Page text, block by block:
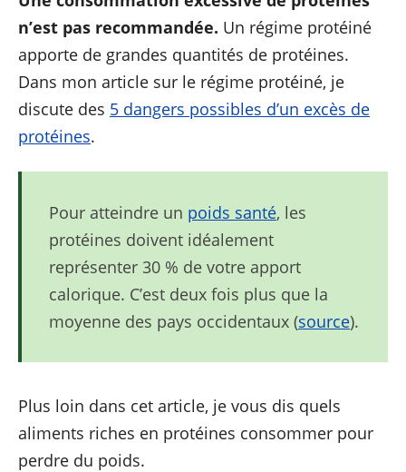
n’est pas recommandée. Un régime protéiné
apporte de grandes quantités de protéines.
Dans mon article sur le régime protéiné, je
discute des 5 dangers possibles d’un excès de
protéines.
Pour atteindre un poids santé, les
protéines doivent idéalement
représenter 30 % de votre apport
calorique. C’est deux fois plus que la
moyenne des pays occidentaux (source).
Plus loin dans cet article, je vous dis quels
aliments riches en protéines consommer pour
perdre du poids.